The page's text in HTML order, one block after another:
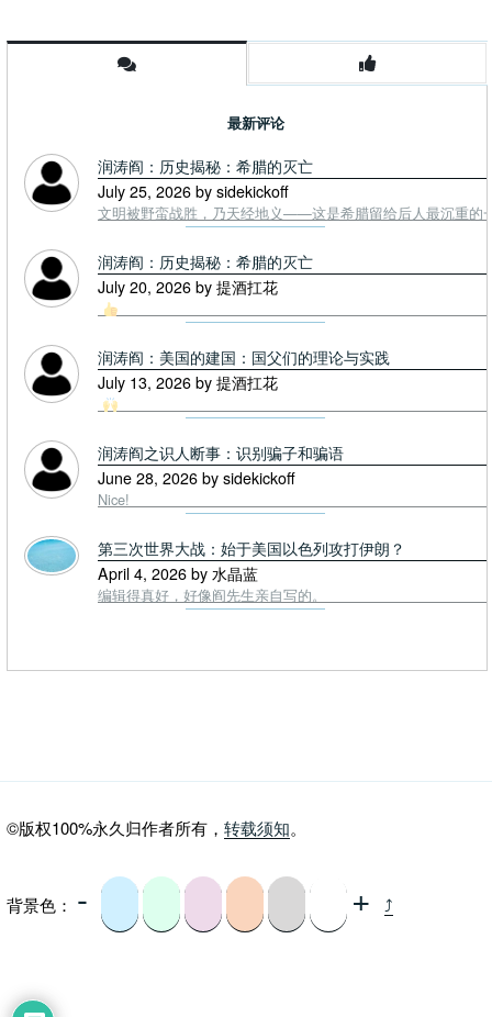
最新评论
润涛阎：历史揭秘：希腊的灭亡
July 25, 2026 by sidekickoff
文明被野蛮战胜，乃天经地义——这是希腊留给后人最沉重的
润涛阎：历史揭秘：希腊的灭亡
July 20, 2026 by 提酒扛花
润涛阎：美国的建国：国父们的理论与实践
July 13, 2026 by 提酒扛花
润涛阎之识人断事：识别骗子和骗语
June 28, 2026 by sidekickoff
Nice!
第三次世界大战：始于美国以色列攻打伊朗？
April 4, 2026 by 水晶蓝
编辑得真好，好像阎先生亲自写的。
©版权100%永久归作者所有， 转载须知。
背景色： - + ⤴